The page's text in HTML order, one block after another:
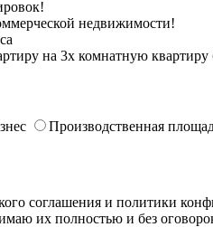
недвижимости!
на 3х комнатную квартиру
Производственная
соглашения и политики
их полностью и без